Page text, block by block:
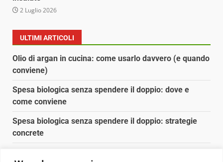
2 Luglio 2026
ULTIMI ARTICOLI
Olio di argan in cucina: come usarlo davvero (e quando
conviene)
Spesa biologica senza spendere il doppio: dove e
come conviene
Spesa biologica senza spendere il doppio: strategie
concrete